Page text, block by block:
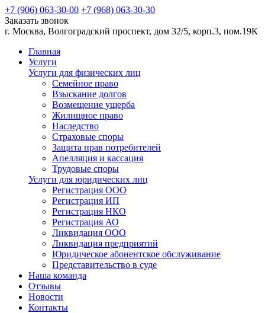
+7 (906) 063-30-00 +7 (968) 063-30-30
Заказать звонок
г. Москва, Волгоградский проспект, дом 32/5, корп.3, пом.19К
Главная
Услуги
Услуги для физических лиц
Семейное право
Взыскание долгов
Возмещение ущерба
Жилищное право
Наследство
Страховые споры
Защита прав потребителей
Апелляция и кассация
Трудовые споры
Услуги для юридических лиц
Регистрация ООО
Регистрация ИП
Регистрация НКО
Регистрация АО
Ликвидация ООО
Ликвидация предприятий
Юридическое абонентское обслуживание
Представительство в суде
Наша команда
Отзывы
Новости
Контакты